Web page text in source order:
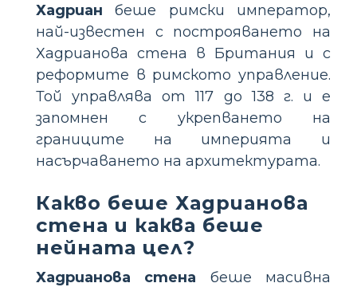
Хадриан беше римски император,
най-известен с построяването на
Хадрианова стена в Британия и с
реформите в римското управление.
Той управлява от 117 до 138 г. и е
запомнен с укрепването на
границите на империята и
насърчаването на архитектурата.
Какво беше Хадрианова
стена и каква беше
нейната цел?
Хадрианова стена беше масивна